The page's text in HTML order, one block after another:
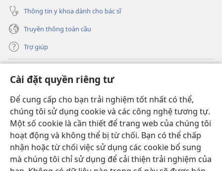
Cài đặt quyền riêng tư
Để cung cấp cho bạn trải nghiệm tốt nhất có thể,
chúng tôi sử dụng cookie và các công nghệ tương tự.
Một số cookie là cần thiết để trang web của chúng tôi
hoạt động và không thể bị từ chối. Bạn có thể chấp
nhận hoặc từ chối việc sử dụng các cookie bổ sung
mà chúng tôi chỉ sử dụng để cải thiện trải nghiệm của
Thông tin y khoa dành cho bác sĩ
Truyền thông toàn cầu
Trợ giúp
(mở
cửa
sổ
mới)
THƯ VIỆN TRỰC TUYẾN Tháp Canh
(mở
cửa
sổ
mới)
JW Hub ®
(mở
cửa
sổ
mới)
JW Library
Thư viện Tháp Canh